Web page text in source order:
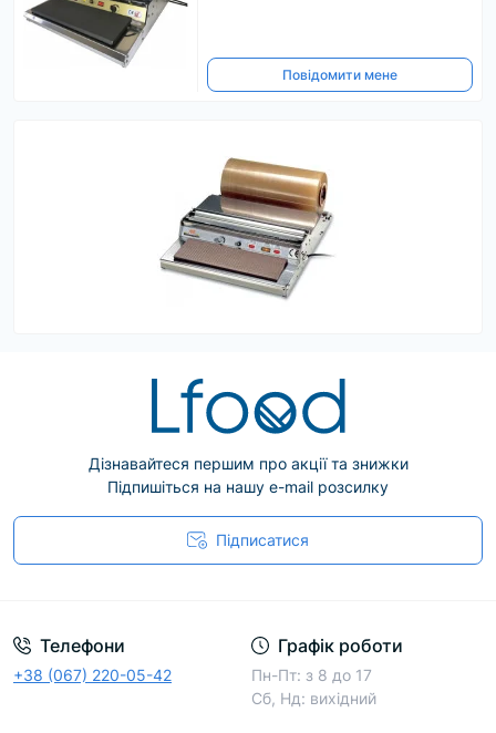
Повідомити мене
Дізнавайтеся першим про акції та знижки
Підпишіться на нашу e-mail розсилку
Підписатися
Телефони
+38 (067) 220-05-42
Графік роботи
Пн-Пт: з 8 до 17
Сб, Нд: вихідний